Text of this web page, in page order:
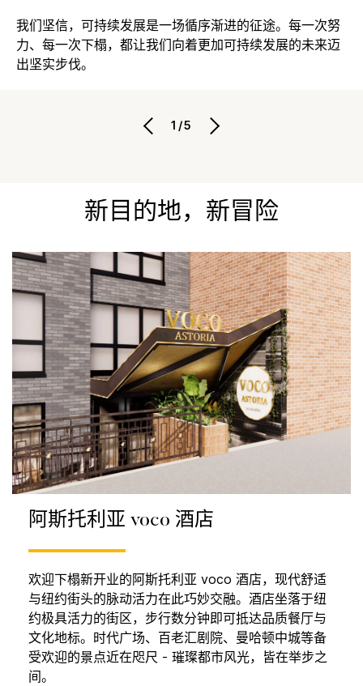
我们坚信，可持续发展是一场循序渐进的征途。每一次努
力、每一次下榻，都让我们向着更加可持续发展的未来迈
出坚实步伐。
1/5
新目的地，新冒险
阿斯托利亚 voco 酒店
欢迎下榻新开业的阿斯托利亚 voco 酒店，现代舒适
与纽约街头的脉动活力在此巧妙交融。酒店坐落于纽
约极具活力的街区，步行数分钟即可抵达品质餐厅与
文化地标。时代广场、百老汇剧院、曼哈顿中城等备
受欢迎的景点近在咫尺 - 璀璨都市风光，皆在举步之
间。